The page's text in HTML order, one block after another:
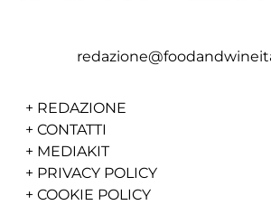
+ REDAZIONE
+ CONTATTI
+ MEDIAKIT
+ PRIVACY POLICY
+ COOKIE POLICY